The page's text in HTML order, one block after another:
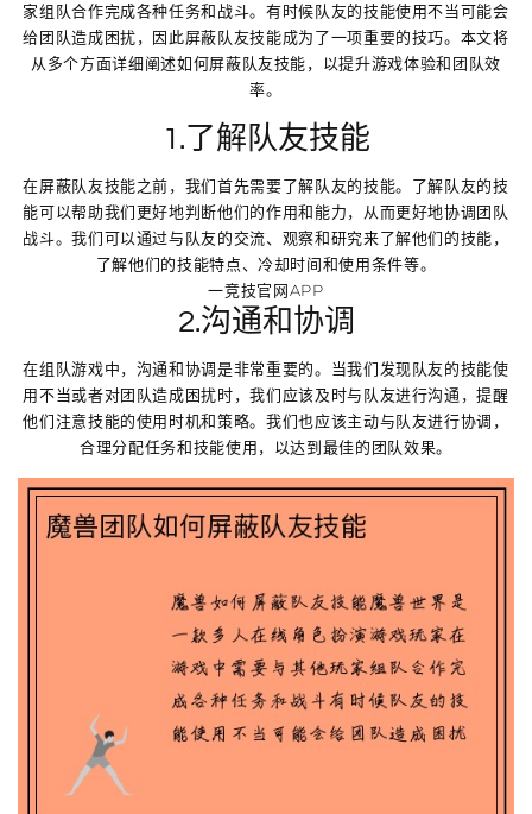
家组队合作完成各种任务和战斗。有时候队友的技能使用不当可能会
给团队造成困扰，因此屏蔽队友技能成为了一项重要的技巧。本文将
从多个方面详细阐述如何屏蔽队友技能，以提升游戏体验和团队效
率。
1.了解队友技能
在屏蔽队友技能之前，我们首先需要了解队友的技能。了解队友的技
能可以帮助我们更好地判断他们的作用和能力，从而更好地协调团队
战斗。我们可以通过与队友的交流、观察和研究来了解他们的技能，
了解他们的技能特点、冷却时间和使用条件等。
一竞技官网APP
2.沟通和协调
在组队游戏中，沟通和协调是非常重要的。当我们发现队友的技能使
用不当或者对团队造成困扰时，我们应该及时与队友进行沟通，提醒
他们注意技能的使用时机和策略。我们也应该主动与队友进行协调，
合理分配任务和技能使用，以达到最佳的团队效果。